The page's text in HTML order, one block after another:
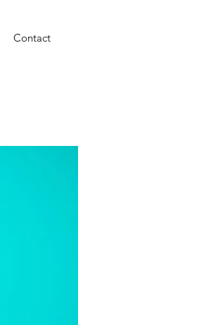
Contact